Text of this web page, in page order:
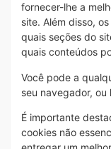
fornecer-lhe a
site. Além disso,
quais seções do
quais conteúdos
Você pode a
seu navegador, ou
É importante
cookies não